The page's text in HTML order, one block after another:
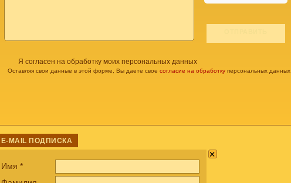
Я согласен на обработку моих персональных данных
Оставляя свои данные в этой форме, Вы даете свое согласие на обработку персональных данных
E-MAIL ПОДПИСКА
×
Имя *